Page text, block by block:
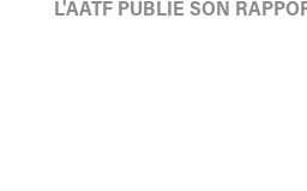
L'AATF PUBLIE SON